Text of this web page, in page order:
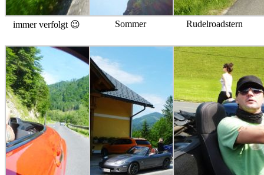
immer verfolgt 😉 Sommer Rudelroadstern